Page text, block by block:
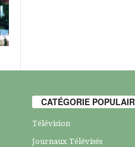
CATÉGORIE
Télévision
Journaux Télévisés